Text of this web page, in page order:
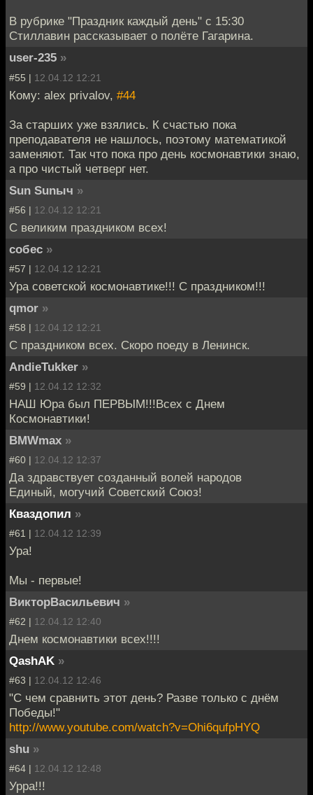
В рубрике "Праздник каждый день" с 15:30
Стиллавин рассказывает о полёте Гагарина.
user-235 »
#55 | 12.04.12 12:21
Кому: alex privalov, #44
За старших уже взялись. К счастью пока
преподавателя не нашлось, поэтому математикой
заменяют. Так что пока про день космонавтики знаю,
а про чистый четверг нет.
Sun Sunыч »
#56 | 12.04.12 12:21
С великим праздником всех!
собес »
#57 | 12.04.12 12:21
Ура советской космонавтике!!! С праздником!!!
qmor »
#58 | 12.04.12 12:21
С праздником всех. Скоро поеду в Ленинск.
AndieTukker »
#59 | 12.04.12 12:32
НАШ Юра был ПЕРВЫМ!!!Всех с Днем
Космонавтики!
BMWmax »
#60 | 12.04.12 12:37
Да здравствует созданный волей народов
Единый, могучий Советский Союз!
Кваздопил »
#61 | 12.04.12 12:39
Ура!
Мы - первые!
ВикторВасильевич »
#62 | 12.04.12 12:40
Днем космонавтики всех!!!!
QashAK »
#63 | 12.04.12 12:46
"С чем сравнить этот день? Разве только с днём
Победы!"
http://www.youtube.com/watch?v=Ohi6qufpHYQ
shu »
#64 | 12.04.12 12:48
Урра!!!